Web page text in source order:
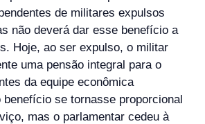
de militares expulsos
não deverá dar esse benefício a
Hoje, ao ser expulso, o militar
uma pensão integral para o
da equipe econômica
benefício se tornasse proporcional
mas o parlamentar cedeu à